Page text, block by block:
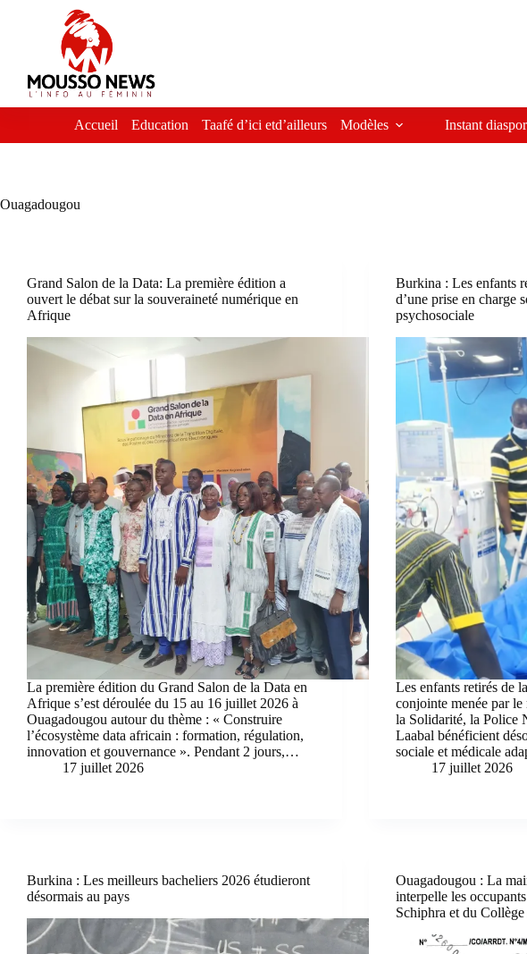
Accueil Education Taafé d’ici etd’ailleurs Modèles Instant
Ouagadougou
Grand Salon de la Data: La première édition a
ouvert le débat sur la souveraineté numérique en
Afrique
La première édition du Grand Salon de la Data en
Afrique s’est déroulée du 15 au 16 juillet 2026 à
Ouagadougou autour du thème : « Construire
l’écosystème data africain : formation, régulation,
innovation et gouvernance ». Pendant 2 jours,…
17 juillet 2026
Burkina : Les enfants
d’une prise en charge
psychosociale
Les enfants retirés de
conjointe menée par
la Solidarité, la Police
Laabal bénéficient
sociale et médicale
17 juillet 2026
Burkina : Les meilleurs bacheliers 2026 étudieront
désormais au pays
Ouagadougou : La
interpelle les
Schiphra et du Collège